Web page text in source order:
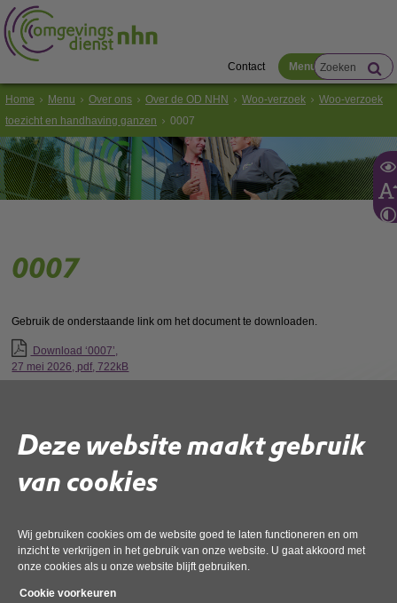
Deze website maakt gebruik
van cookies
Wij gebruiken cookies om de website goed te laten functioneren en om
inzicht te verkrijgen in het gebruik van onze website. U gaat akkoord met
onze cookies als u onze website blijft gebruiken.
Cookie voorkeuren
Contact Menu
Home Menu Over ons Over de OD NHN Woo-verzoek
Woo-verzoek
toezicht en handhaving ganzen
0007
0007
Gebruik de onderstaande link om het document te downloaden.
Download ‘0007’,
27 mei 2026, pdf, 722kB
Bezoekadres